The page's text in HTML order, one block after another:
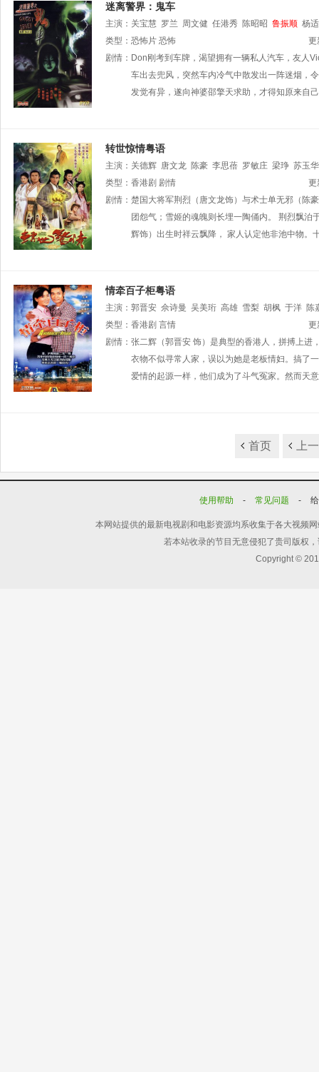
迷离警界：鬼车
主演： 关宝慧 罗兰 周文健 任港秀 陈昭昭 鲁振顺 杨
类型： 恐怖片 恐怖
更
剧情： Don刚考到车牌，渴望拥有一辆私人汽车，友人
车出去兜风，突然车内冷气中散发出一阵迷烟，
发觉有异，遂向神婆邵擎天求助，才得知原来
转世惊情粤语
主演： 关德辉 唐文龙 陈豪 李思蓓 罗敏庄 梁琤 苏玉华
振顺 陈玟希 杨嘉诺 曾慧
类型： 香港剧 剧情
更
剧情： 楚国大将军荆烈（唐文龙饰）与术士单无邪（陈
团怨气；雪姬的魂魄则长埋一陶俑内。 荆烈飘
辉饰）出生时祥云飘降， 家人认定他非池中物
情牵百子柜粤语
主演： 郭晋安 佘诗曼 吴美珩 高雄 雪梨 胡枫 于洋 陈
峰 游飙 邓梓峰 张汉斌
正 孙季卿 王伟梁 傅楚卉 石子良 徐荣 蔡国庆 江汉
类型： 香港剧 言情
更
剧情： 张二辉（郭晋安 饰）是典型的香港人，拼搏上进
衣物不似寻常人家，误以为她是老板情妇。搞了
爱情的起源一样，他们成为了斗气冤家。然而天
首页 上
使用帮助 - 常见问题 -
本网站提供的最新电视剧和电影资源均系收集于各大视频
若本站收录的节目无意侵犯了贵司版权
Copyright ©